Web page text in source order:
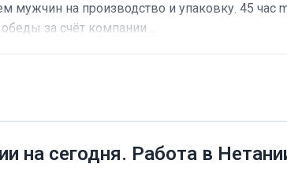
на производство и упаковку. 45 час
за счёт компании ...
на сегодня. Работа в